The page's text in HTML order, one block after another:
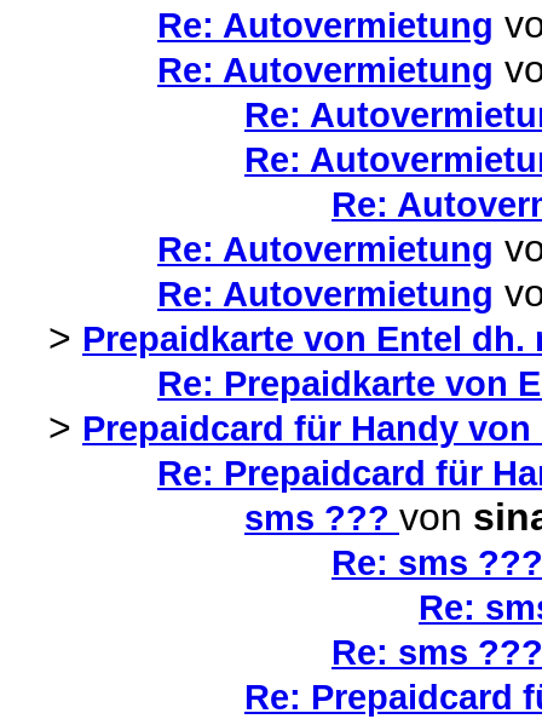
Re: Autovermietung
Re: Autovermietung
Re:
Re:
Re:
Re: Autovermietung
Re: Autovermietung
> Prepaidkarte von Entel dh.
Re: Prepaidkarte von
> Prepaidcard für Handy von
Re: Prepaidcard für
sms ??? von
Re: sms
Re:
Re: sms
Re: Prepaidcard